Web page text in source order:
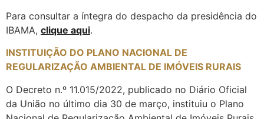
Para consultar a íntegra do despacho da presidência do
IBAMA, clique aqui.
INSTITUIÇÃO DO PLANO NACIONAL DE
REGULARIZAÇÃO AMBIENTAL DE IMÓVEIS RURAIS
O Decreto n.º 11.015/2022, publicado no Diário Oficial
da União no último dia 30 de março, instituiu o Plano